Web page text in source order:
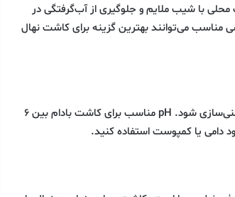
با شیب ملایم و جلوگیری از آب‌گرفتگی در
مناسب می‌توانند بهترین گزینه برای کاشت نهال
قبل از کاشت، خاک باید به خوبی شخم زده شده و با کودهای مناسب غنی‌سازی شود. pH مناسب برای کاشت بادام بین ۶